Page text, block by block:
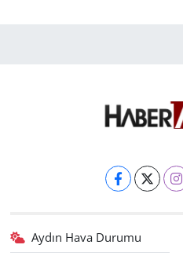
Aydın Hava Durumu